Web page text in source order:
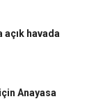
açık havada
Anayasa